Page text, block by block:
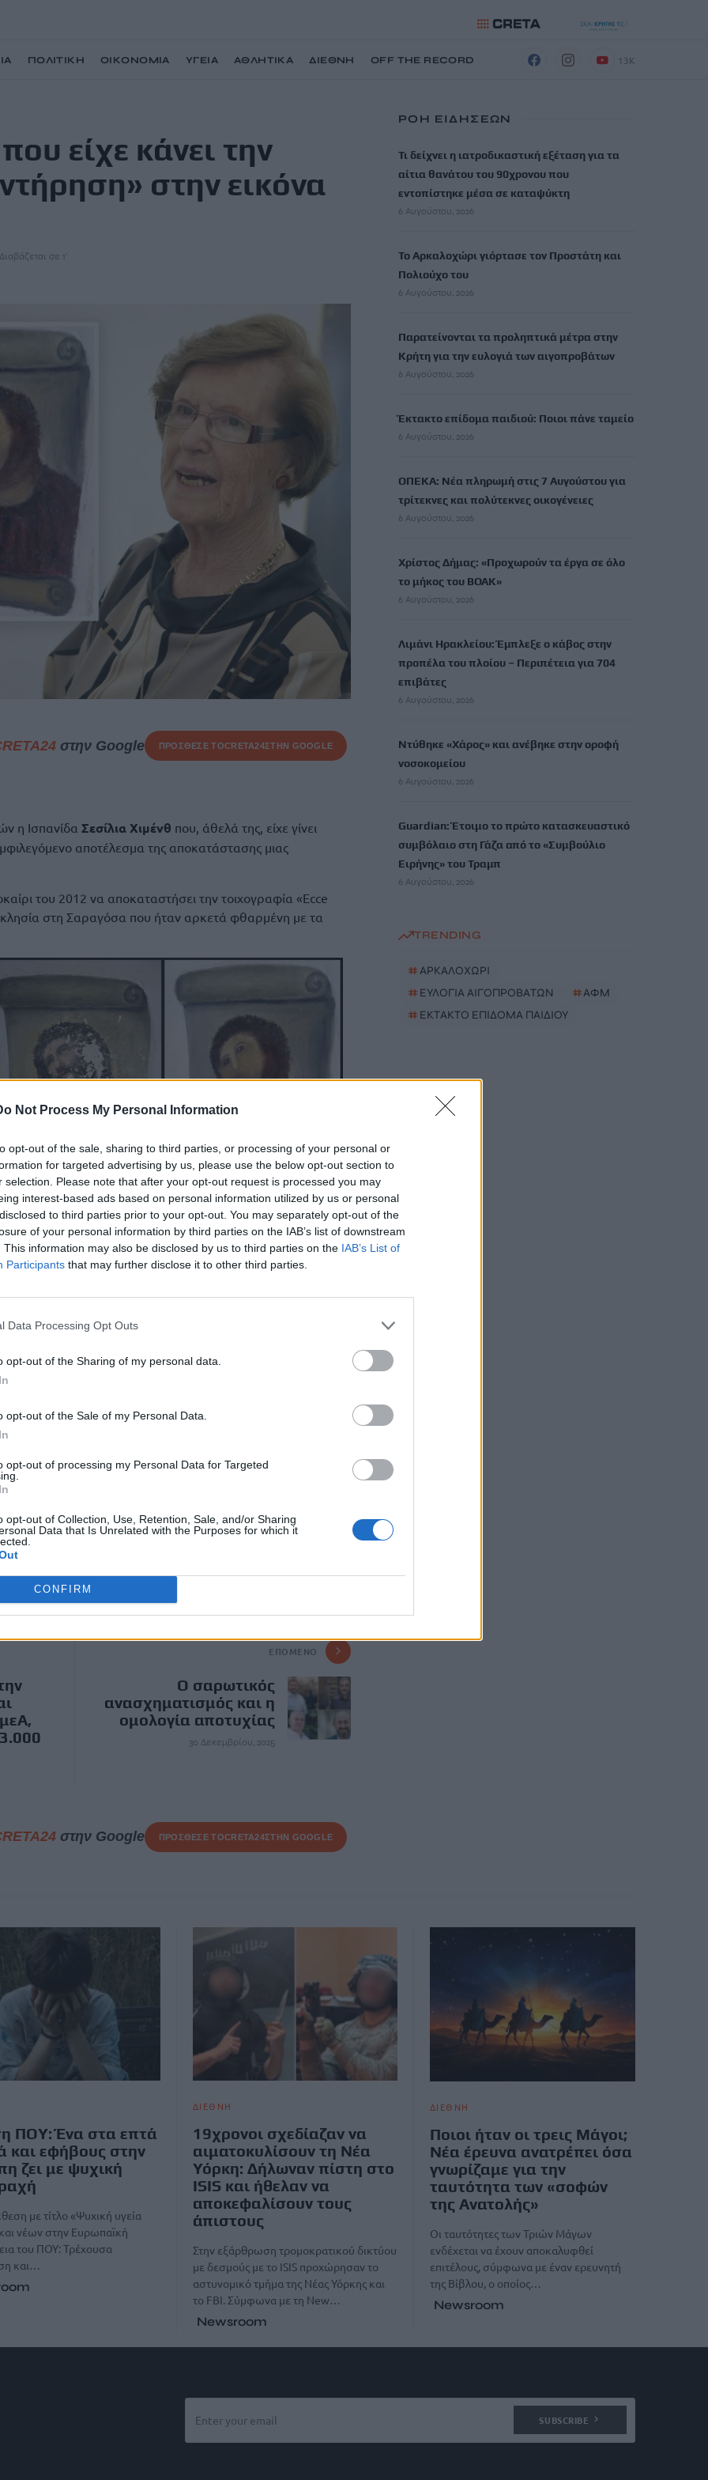
Not Process My Personal Information
opt-out of the sale, sharing to third parties, or processing of your personal or
for targeted advertising by us, please use the below opt-out section to
selection. Please note that after your opt-out request is processed you may
interest-based ads based on personal information utilized by us or personal
to third parties prior to your opt-out. You may separately opt-out of the
of your personal information by third parties on the IAB’s list of downstream
This information may also be disclosed by us to third parties on the IAB’s List of
Participants that may further disclose it to other third parties.
Data Processing Opt Outs
opt-out of the Sharing of my personal data.
opt-out of the Sale of my Personal Data.
opt-out of processing my Personal Data for Targeted
opt-out of Collection, Use, Retention, Sale, and/or Sharing
Data that Is Unrelated with the Purposes for which it
CONFIRM
ΠΟΛΙΤΙΚΗ ΟΙΚΟΝΟΜΙΑ ΥΓΕΙΑ ΑΘΛΗΤΙΚΑ ΔΙΕΘΝΗ OFF THE RECORD 13K
είχε κάνει την
στην εικόνα
Διαβάζεται σε 1'
στην Google ΠΡΟΣΘΕΣΕ ΤΟCRETA24ΣΤΗΝ GOOGLE
η Ισπανίδα Σεσίλια Χιμένθ που, άθελά της, είχε γίνει
αποτέλεσμα της αποκατάστασης μιας
του 2012 να αποκαταστήσει την τοιχογραφία «Ecce
στη Σαραγόσα που ήταν αρκετά φθαρμένη με τα
της τοιχογραφίας
την Χιμένεθ τις πρώτες ημέρες να δέχεταικαταιγισμό
συμπάθειά τους, τόσο ώστε στις 25 Αυγούστου 2012
για το προσκύνημα του Αγίου Αγίου
θερμά.
ήταν αυτοί που επισκέφτηκαν το ιερό
Υπολογίζεται ότι το 2026 θα επισκεφτούν το ιερό πάνω
τα εισιτήρια, που είναι περίπου 600.000 ευρώ,
ίδρυμα.
πόλης, είχε μια δύσκολη ζωή
. Έμεινε χήρα σε πολύ
της πέθανε από εκφυλιστική μυϊκή δυστροφία και έμεινε
ΕΠΌΜΕΝΟ
Ο σαρωτικός
ανασχηματισμός και η
ομολογία αποτυχίας
30 Δεκεμβρίου, 2025
στην Google ΠΡΟΣΘΕΣΕ ΤΟCRETA24ΣΤΗΝ GOOGLE
ΡΟΗ ΕΙΔΗΣΕΩΝ
Τι δείχνει η ιατροδικαστική εξέταση για τα
αίτια θανάτου του 90χρονου που
εντοπίστηκε μέσα σε καταψύκτη
6 Αυγούστου, 2026
Το Αρκαλοχώρι γιόρτασε τον Προστάτη και
Πολιούχο του
6 Αυγούστου, 2026
Παρατείνονται τα προληπτικά μέτρα στην
Κρήτη για την ευλογιά των αιγοπροβάτων
6 Αυγούστου, 2026
Έκτακτο επίδομα παιδιού: Ποιοι πάνε ταμείο
6 Αυγούστου, 2026
ΟΠΕΚΑ: Νέα πληρωμή στις 7 Αυγούστου για
τρίτεκνες και πολύτεκνες οικογένειες
6 Αυγούστου, 2026
Χρίστος Δήμας: «Προχωρούν τα έργα σε όλο
το μήκος του ΒΟΑΚ»
6 Αυγούστου, 2026
Λιμάνι Ηρακλείου: Έμπλεξε ο κάβος στην
προπέλα του πλοίου – Περιπέτεια για 704
επιβάτες
6 Αυγούστου, 2026
Ντύθηκε «Χάρος» και ανέβηκε στην οροφή
νοσοκομείου
6 Αυγούστου, 2026
Guardian: Έτοιμο το πρώτο κατασκευαστικό
συμβόλαιο στη Γάζα από το «Συμβούλιο
Ειρήνης» του Τραμπ
6 Αυγούστου, 2026
TRENDING
#ΑΡΚΑΛΟΧΩΡΙ
# ΕΥΛΟΓΙΑ ΑΙΓΟΠΡΟΒΑΤΩΝ #ΑΦΜ
# ΕΚΤΑΚΤΟ ΕΠΙΔΟΜΑ ΠΑΙΔΙΟΥ
ΠΟΥ: Ένα στα επτά
και εφήβους στην
ζει με ψυχική
με τίτλο «Ψυχική υγεία
νέων στην Ευρωπαϊκή
του ΠΟΥ: Τρέχουσα
και…
ΔΙΕΘΝΗ
19χρονοι σχεδίαζαν να
αιματοκυλίσουν τη Νέα
Υόρκη: Δήλωναν πίστη στο
ISIS και ήθελαν να
αποκεφαλίσουν τους
άπιστους
Στην εξάρθρωση τρομοκρατικού δικτύου
με δεσμούς με το ISIS προχώρησαν το
αστυνομικό τμήμα της Νέας Υόρκης και
το FBI. Σύμφωνα με τη New…
Newsroom
ΔΙΕΘΝΗ
Ποιοι ήταν οι τρεις Μάγοι;
Νέα έρευνα ανατρέπει όσα
γνωρίζαμε για την
ταυτότητα των «σοφών
της Ανατολής»
Οι ταυτότητες των Τριών Μάγων
ενδέχεται να έχουν αποκαλυφθεί
επιτέλους, σύμφωνα με έναν ερευνητή
της Βίβλου, ο οποίος…
Newsroom
SUBSCRIBE